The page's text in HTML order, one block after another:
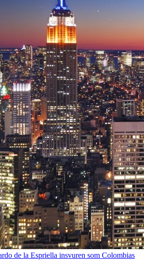
de la Espriella insvuren som Colombias